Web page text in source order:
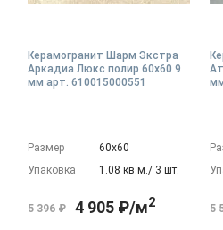
Керамогранит Шарм Экстра
Аркадиа Люкс полир 60x60 9
мм арт. 610015000551
Размер
60х60
Упаковка
1.08 кв.м./ 3 шт.
5 396 ₽ 4 905 ₽/м2 5